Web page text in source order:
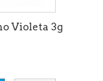
Violeta 3g